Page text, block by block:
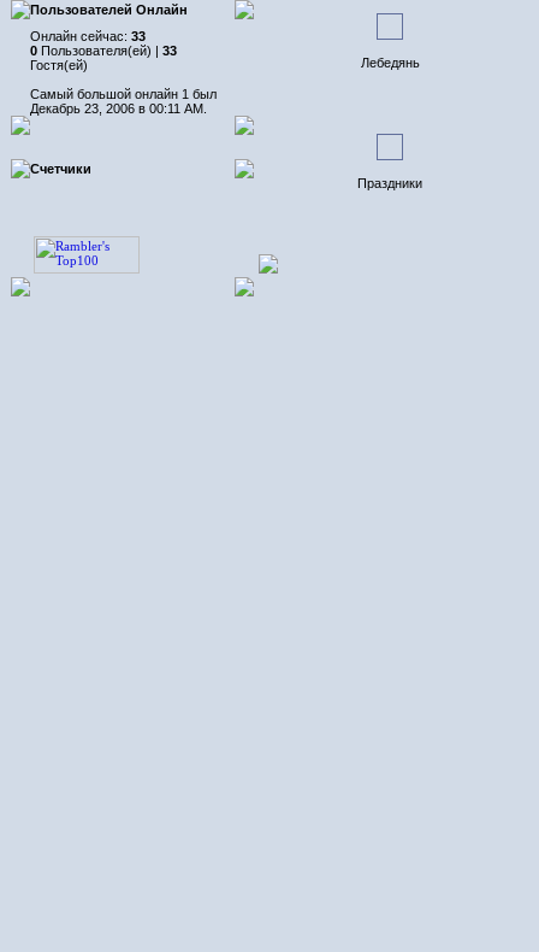
Пользователей Онлайн
Онлайн сейчас: 33
0 Пользователя(ей) | 33
Гостя(ей)
Самый большой онлайн 1 был
Декабрь 23, 2006 в 00:11 AM.
Счетчики
Лебедянь
Праздники